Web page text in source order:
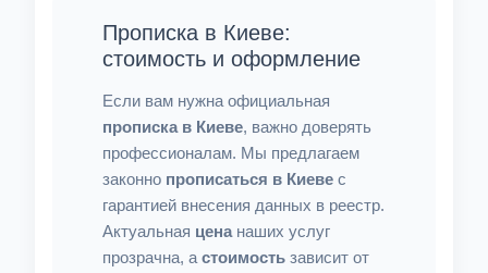
Прописка в Киеве:
стоимость и оформление
Если вам нужна официальная
прописка в Киеве, важно доверять
профессионалам. Мы предлагаем
законно прописаться в Киеве с
гарантией внесения данных в реестр.
Актуальная цена наших услуг
прозрачна, а стоимость зависит от